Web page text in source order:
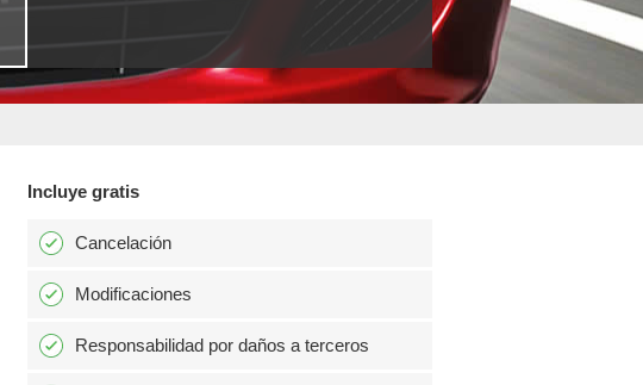
Incluye gratis
Cancelación
Modificaciones
Responsabilidad por daños a terceros